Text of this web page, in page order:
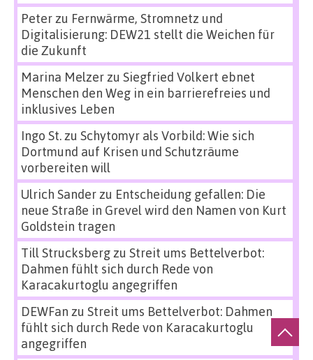
Peterzu Fernwärme, Stromnetz und
Digitalisierung: DEW21 stellt die Weichen für
die Zukunft
Marina Melzerzu Siegfried Volkert ebnet
Menschen den Weg in ein barrierefreies und
inklusives Leben
Ingo St.zu Schytomyr als Vorbild: Wie sich
Dortmund auf Krisen und Schutzräume
vorbereiten will
Ulrich Sanderzu Entscheidung gefallen: Die
neue Straße in Grevel wird den Namen von Kurt
Goldstein tragen
Till Strucksbergzu Streit ums Bettelverbot:
Dahmen fühlt sich durch Rede von
Karacakurtoglu angegriffen
DEWFan zu Streit ums Bettelverbot: Dahmen
fühlt sich durch Rede von Karacakurtoglu
angegriffen